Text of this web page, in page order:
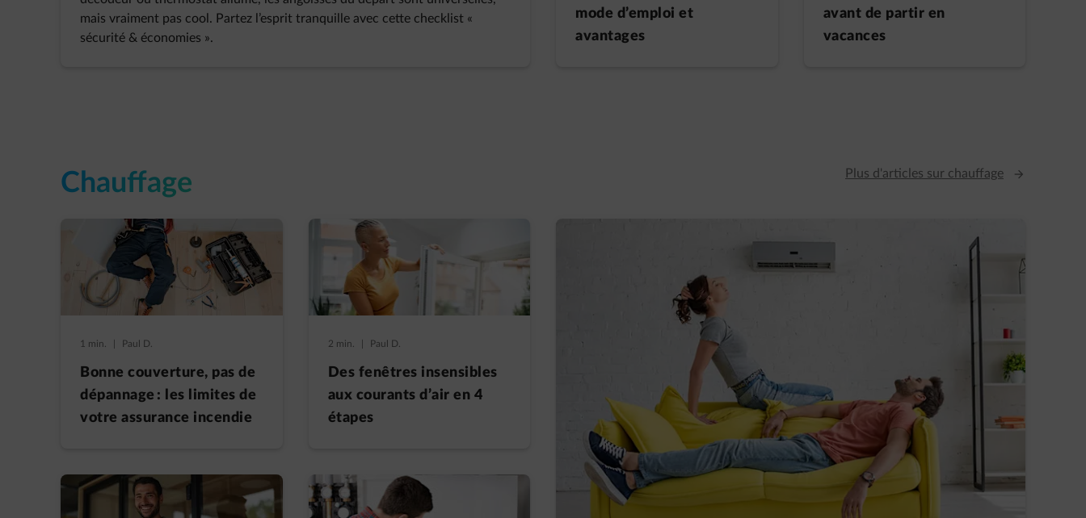
mais vraiment pas cool. Partez l’esprit tranquille avec cette checklist «
sécurité & économies ».
mode d’emploi et
avantages
avant de partir en
vacances
Chauffage Plus d'articles sur chauffage
1 min. Paul D.
Bonne couverture, pas de
dépannage : les limites de
votre assurance incendie
2 min. Paul D.
Des fenêtres insensibles
aux courants d’air en 4
étapes